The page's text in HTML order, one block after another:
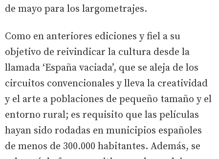
de mayo para los largometrajes.
Como en anteriores ediciones y fiel a su
objetivo de reivindicar la cultura desde la
llamada ‘España vaciada’, que se aleja de los
circuitos convencionales y lleva la creatividad
y el arte a poblaciones de pequeño tamaño y el
entorno rural; es requisito que las películas
hayan sido rodadas en municipios españoles
de menos de 300.000 habitantes. Además, se